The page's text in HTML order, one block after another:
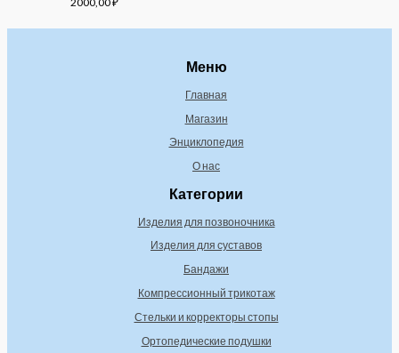
Меню
Главная
Магазин
Энциклопедия
О нас
Категории
Изделия для позвоночника
Изделия для суставов
Бандажи
Компрессионный трикотаж
Стельки и корректоры стопы
Ортопедические подушки